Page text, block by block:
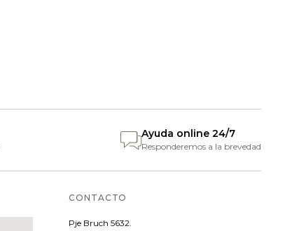
Ayuda online 24/7
Responderemos a la brevedad
CONTACTO
Pje Bruch 5632.